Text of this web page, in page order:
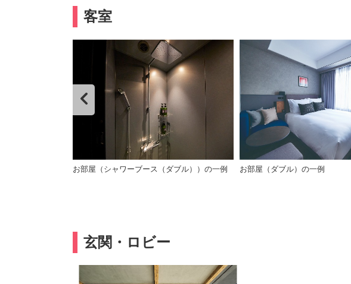
客室
お部屋（シャワーブース（ダブル））の一例 お部屋（ダブル）の一例
玄関・ロビー